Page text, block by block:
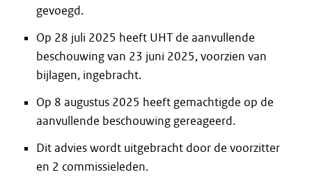
gevoegd.
Op 28 juli 2025 heeft UHT de aanvullende
beschouwing van 23 juni 2025, voorzien van
bijlagen, ingebracht.
Op 8 augustus 2025 heeft gemachtigde op de
aanvullende beschouwing gereageerd.
Dit advies wordt uitgebracht door de voorzitter
en 2 commissieleden.